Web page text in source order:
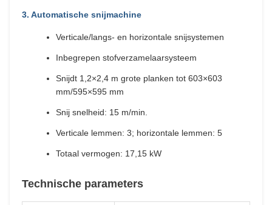
3. Automatische snijmachine
Verticale/langs- en horizontale snijsystemen
Inbegrepen stofverzamelaarsysteem
Snijdt 1,2×2,4 m grote planken tot 603×603
mm/595×595 mm
Snij snelheid: 15 m/min.
Verticale lemmen: 3; horizontale lemmen: 5
Totaal vermogen: 17,15 kW
Technische parameters